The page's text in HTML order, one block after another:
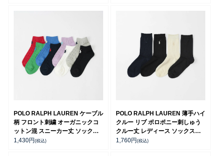
POLO RALPH LAUREN ケーブル
柄 フロント刺繍 オーガニックコ
ットン混 スニーカー丈 ソックス
レディース 03207868
1,430円(税込)
POLO RALPH LAUREN 薄手ハイ
クルー リブ ポロポニー刺しゅう
クルー丈 レディース ソックス
03207206
1,760円(税込)